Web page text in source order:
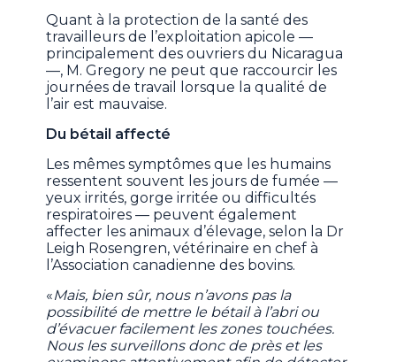
Quant à la protection de la santé des
travailleurs de l’exploitation apicole —
principalement des ouvriers du Nicaragua
—, M. Gregory ne peut que raccourcir les
journées de travail lorsque la qualité de
l’air est mauvaise.
Du bétail affecté
Les mêmes symptômes que les humains
ressentent souvent les jours de fumée —
yeux irrités, gorge irritée ou difficultés
respiratoires — peuvent également
affecter les animaux d’élevage, selon la Dr
Leigh Rosengren, vétérinaire en chef à
l’Association canadienne des bovins.
«Mais, bien sûr, nous n’avons pas la
possibilité de mettre le bétail à l’abri ou
d’évacuer facilement les zones touchées.
Nous les surveillons donc de près et les